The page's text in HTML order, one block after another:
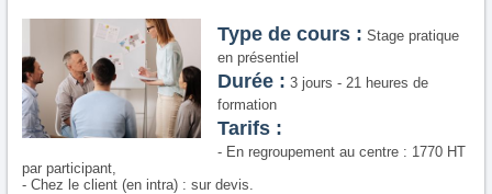
SATISFACTION
Type de cours : Stage pratique
en présentiel
Durée : 3 jours - 21 heures de
formation
Tarifs :
- En regroupement au centre : 1770 HT
par participant,
- Chez le client (en intra) : sur devis.